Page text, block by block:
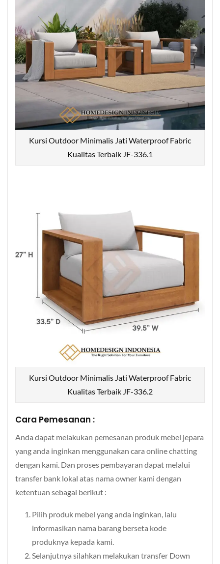
Kursi Outdoor Minimalis Jati Waterproof Fabric
Kualitas Terbaik JF-336.1
Kursi Outdoor Minimalis Jati Waterproof Fabric
Kualitas Terbaik JF-336.2
Cara Pemesanan :
Anda dapat melakukan pemesanan produk mebel jepara
yang anda inginkan menggunakan cara online chatting
dengan kami. Dan proses pembayaran dapat melalui
transfer bank lokal atas nama owner kami dengan
ketentuan sebagai berikut :
Pilih produk mebel yang anda inginkan, lalu
informasikan nama barang berseta kode
produknya kepada kami.
Selanjutnya silahkan melakukan transfer Down